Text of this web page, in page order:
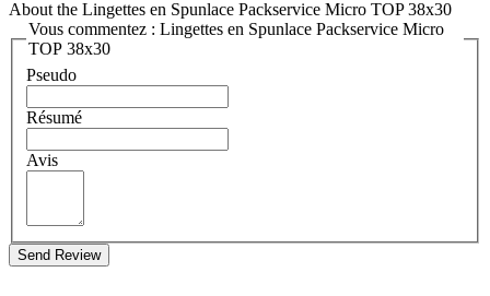
About the Lingettes en Spunlace Packservice Micro TOP 38x30
Vous commentez : Lingettes en Spunlace Packservice Micro
TOP 38x30
Pseudo
Résumé
Avis
Send Review